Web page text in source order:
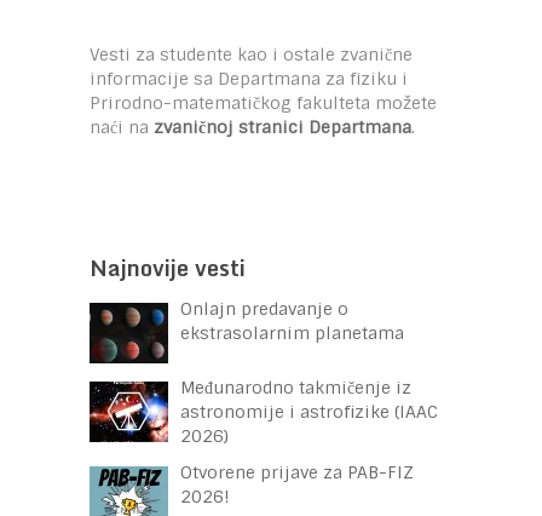
Vesti za studente kao i ostale zvanične
informacije sa Departmana za fiziku i
Prirodno-matematičkog fakulteta možete
naći na zvaničnoj stranici Departmana.
Najnovije vesti
Onlajn predavanje o
ekstrasolarnim planetama
Međunarodno takmičenje iz
astronomije i astrofizike (IAAC
2026)
Otvorene prijave za PAB-FIZ
2026!